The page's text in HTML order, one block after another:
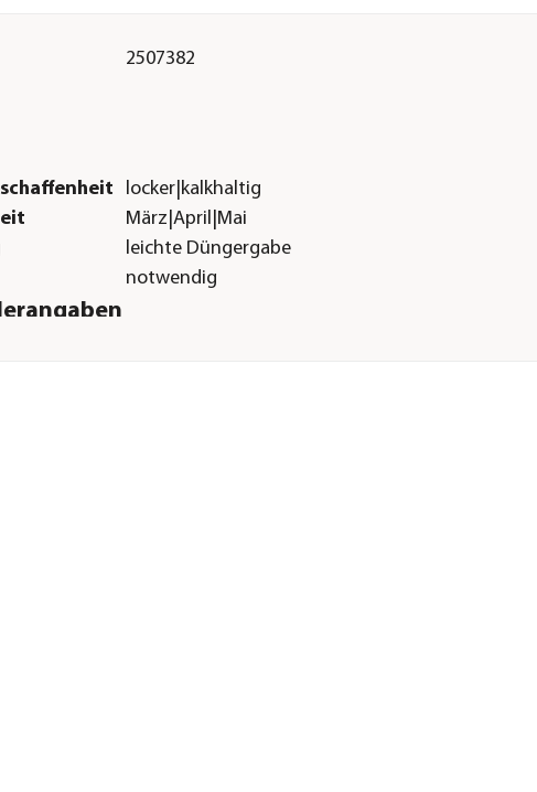
2507382
locker|kalkhaltig
März|April|Mai
leichte Düngergabe
notwendig